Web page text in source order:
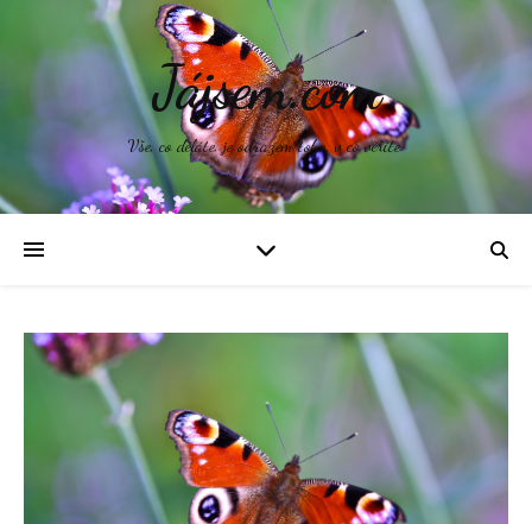
Jájsem.com
Vše, co děláte, je odrazem toho, v co věříte.